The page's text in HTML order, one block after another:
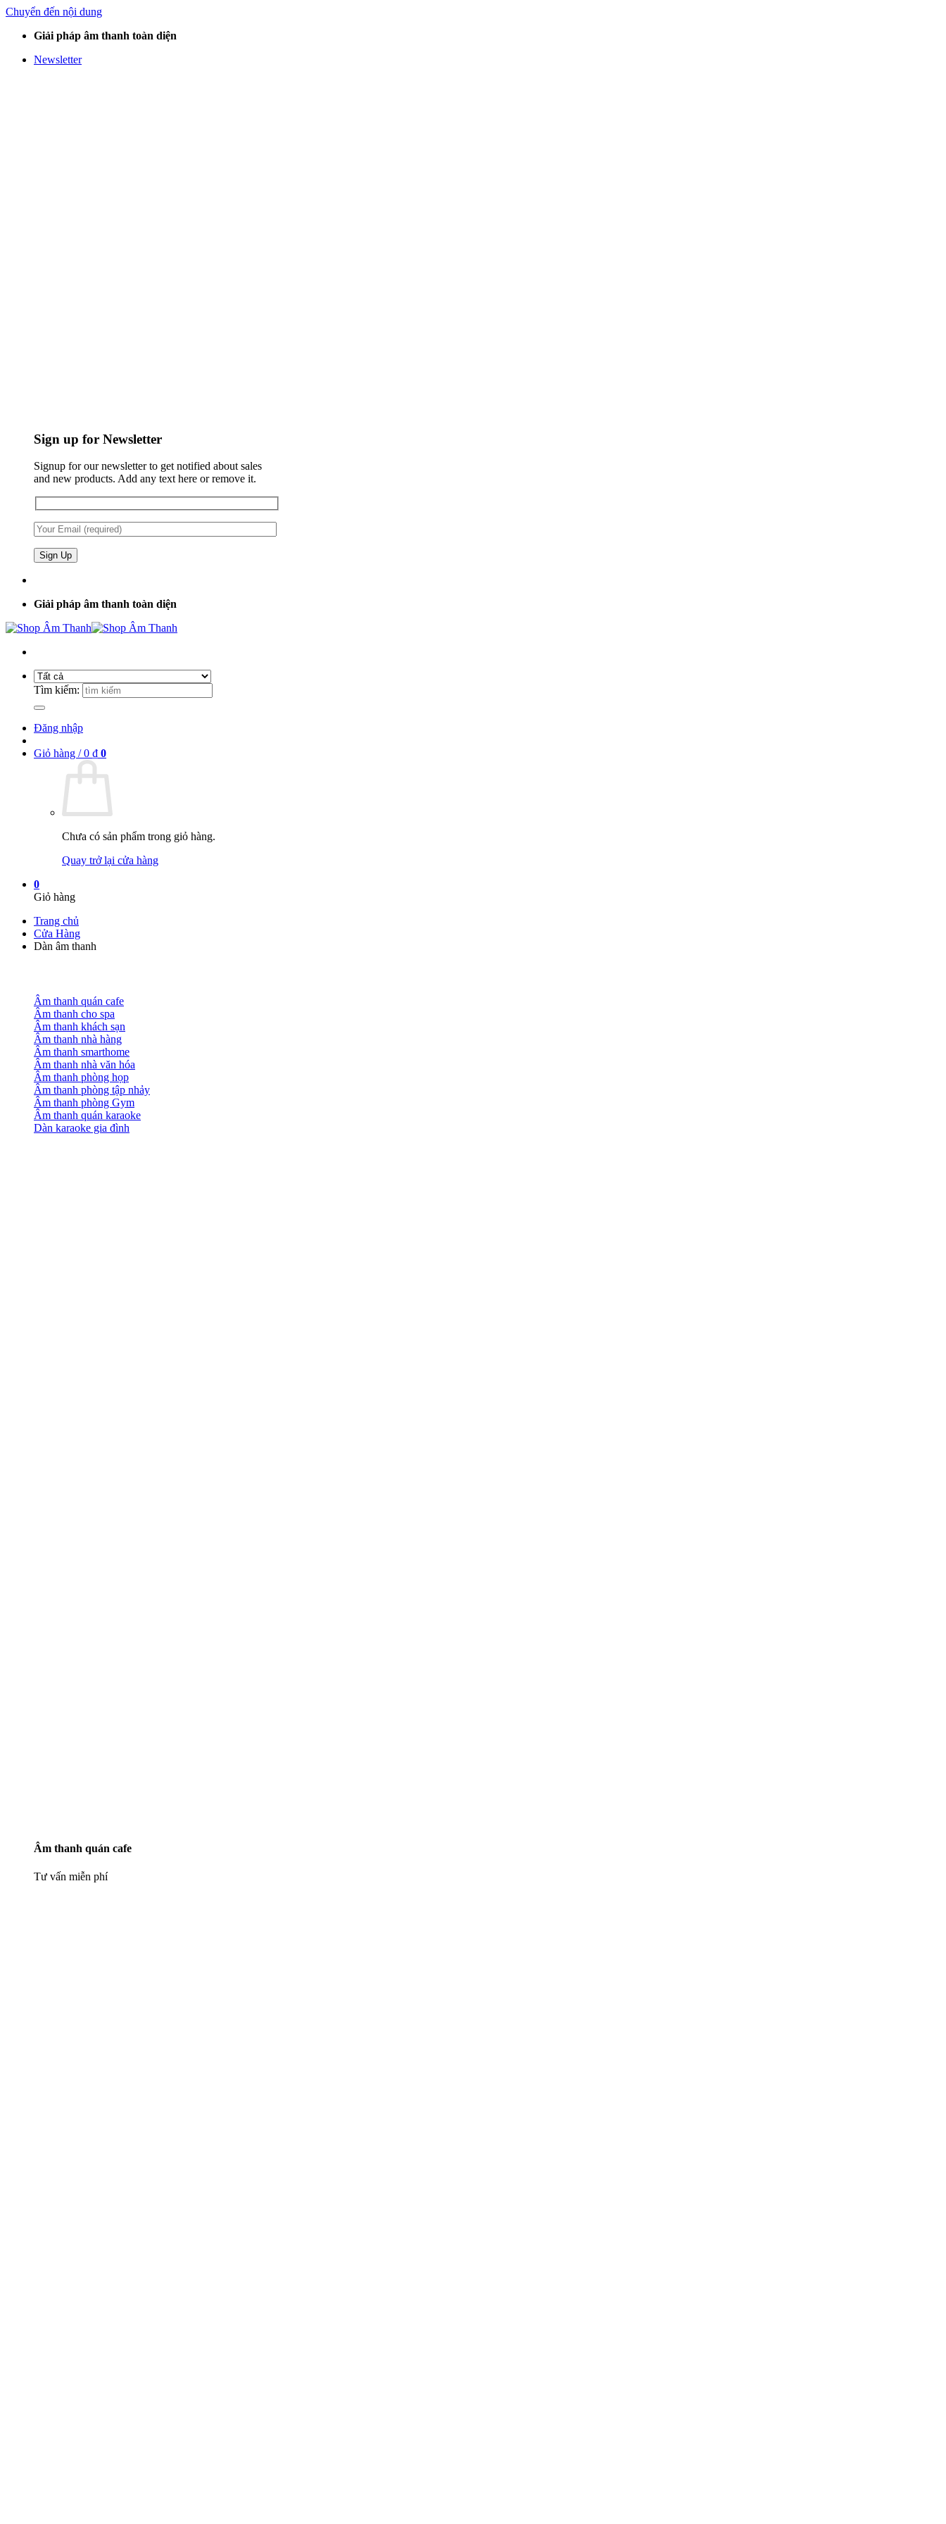
Chuyển đến nội dung
Giải pháp âm thanh toàn diện
Newsletter
Sign up for Newsletter
Signup for our newsletter to get notified about sales
and new products. Add any text here or remove it.
Giải pháp âm thanh toàn diện
Tìm kiếm:
Đăng nhập
Giỏ hàng /0 ₫ 0
Chưa có sản phẩm trong giỏ hàng.
Quay trở lại cửa hàng
0
Giỏ hàng
Trang chủ
Cửa Hàng
Dàn âm thanh
Âm thanh quán cafe
Âm thanh cho spa
Âm thanh khách sạn
Âm thanh nhà hàng
Âm thanh smarthome
Âm thanh nhà văn hóa
Âm thanh phòng họp
Âm thanh phòng tập nhảy
Âm thanh phòng Gym
Âm thanh quán karaoke
Dàn karaoke gia đình
Âm thanh quán cafe
Tư vấn miễn phí